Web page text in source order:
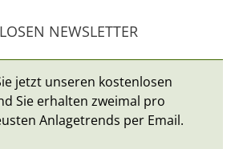
NEWSLETTER
jetzt unseren kostenlosen
Sie erhalten zweimal pro
Anlagetrends per Email.